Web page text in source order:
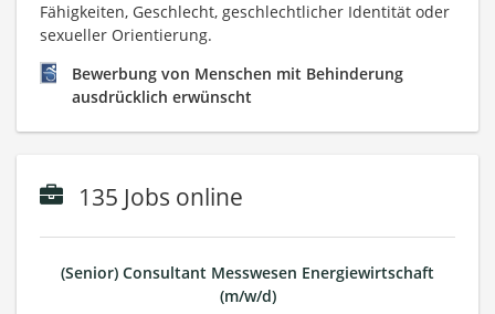
Fähigkeiten, Geschlecht, geschlechtlicher Identität oder
sexueller Orientierung.
Bewerbung von Menschen mit Behinderung
ausdrücklich erwünscht
135 Jobs online
(Senior) Consultant Messwesen Energiewirtschaft
(m/w/d)